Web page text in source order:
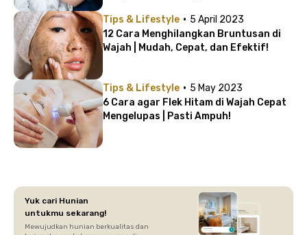
Tips & Lifestyle · 5 April 2023
12 Cara Menghilangkan Bruntusan di
Wajah | Mudah, Cepat, dan Efektif!
Tips & Lifestyle · 5 May 2023
6 Cara agar Flek Hitam di Wajah Cepat
Mengelupas | Pasti Ampuh!
Yuk cari Hunian
untukmu sekarang!
Mewujudkan hunian berkualitas dan